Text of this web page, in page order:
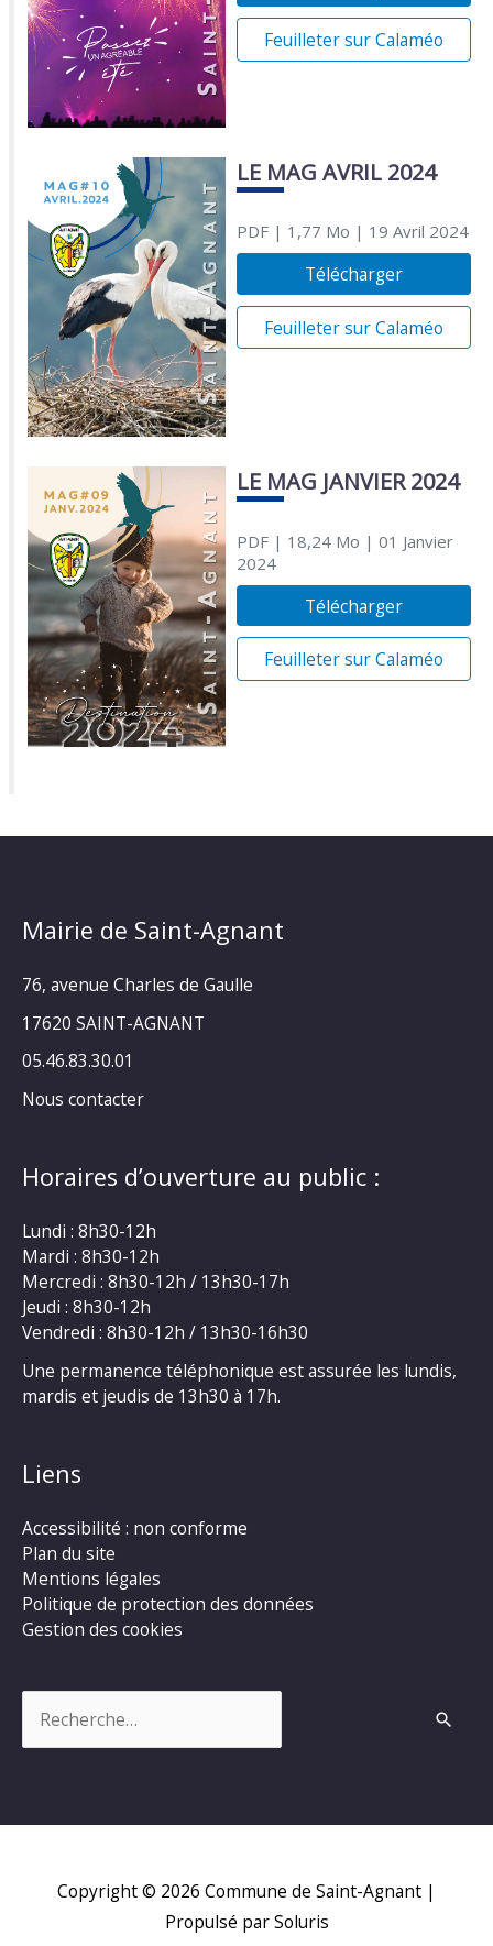
Feuilleter sur Calaméo
LE MAG AVRIL 2024
PDF| 1,77 Mo | 19 Avril 2024
Télécharger
Feuilleter sur Calaméo
LE MAG JANVIER 2024
PDF| 18,24 Mo | 01 Janvier
2024
Télécharger
Feuilleter sur Calaméo
Mairie de Saint-Agnant
76, avenue Charles de Gaulle
17620 SAINT-AGNANT
05.46.83.30.01
Nous contacter
Horaires d’ouverture au public :
Lundi : 8h30-12h
Mardi : 8h30-12h
Mercredi : 8h30-12h / 13h30-17h
Jeudi : 8h30-12h
Vendredi : 8h30-12h / 13h30-16h30
Une permanence téléphonique est assurée les lundis,
mardis et jeudis de 13h30 à 17h.
Liens
Accessibilité : non conforme
Plan du site
Mentions légales
Politique de protection des données
Gestion des cookies
Copyright © 2026 Commune de Saint-Agnant |
Propulsé par Soluris